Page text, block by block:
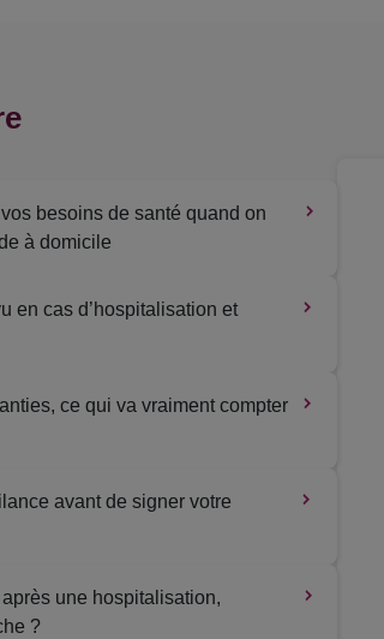
besoins de santé quand on
à domicile
en cas d’hospitalisation et
ce qui va vraiment compter
avant de signer votre
après une hospitalisation,
?